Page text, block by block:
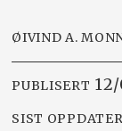
ØIVIND A.
PUBLISERT
SIST